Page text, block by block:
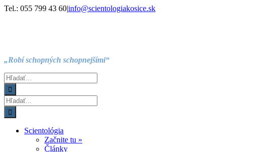
Skip
Facebook
Instagram
YouTube
Tel.: 055 799 43 60|info@scientologiakosice.sk
„Robí schopných schopnejšími“
Hľadať:
Hľadať:
Scientológia
Začnite tu »
Články